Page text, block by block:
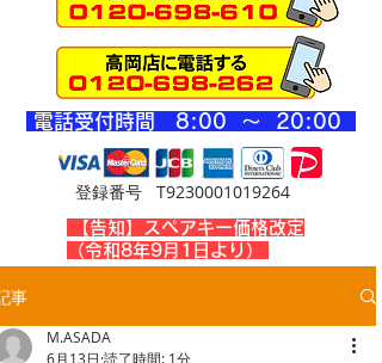
登録番号 T9230001019264
​電話受付時間 8:00 ～ 20:00
​【告知】スペアキー価格改定
（令和8年9月1日より）
事
M.ASADA
6月13日 読了時間: 1分